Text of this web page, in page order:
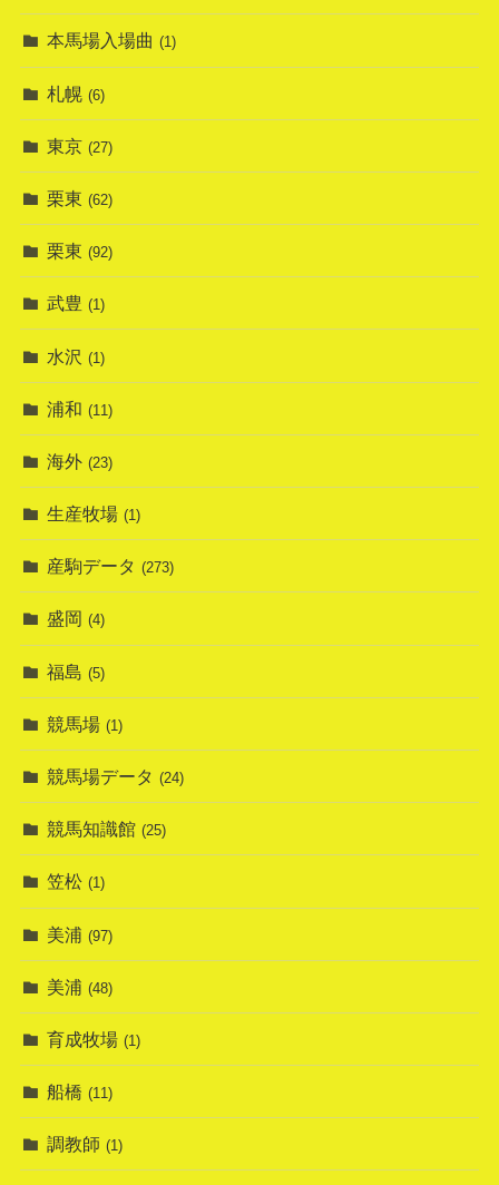
本馬場入場曲 (1)
札幌 (6)
東京 (27)
栗東 (62)
栗東 (92)
武豊 (1)
水沢 (1)
浦和 (11)
海外 (23)
生産牧場 (1)
産駒データ (273)
盛岡 (4)
福島 (5)
競馬場 (1)
競馬場データ (24)
競馬知識館 (25)
笠松 (1)
美浦 (97)
美浦 (48)
育成牧場 (1)
船橋 (11)
調教師 (1)